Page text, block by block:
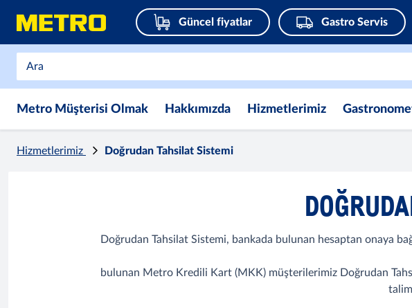
Güncel fiyatlar Gastro Servis
Metro Müşterisi Olmak Hakkımızda Hizmetlerimiz
Hizmetlerimiz Doğrudan Tahsilat Sistemi
Doğrudan Tahsilat Sistemi, bankada bulunan hesaptan onaya
bulunan Metro Kredili Kart (MKK) müşterilerimiz Doğrudan